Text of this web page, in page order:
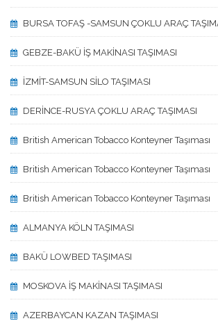
BURSA TOFAŞ -SAMSUN ÇOKLU ARAÇ
GEBZE-BAKÜ İŞ MAKİNASI TAŞIMASI
İZMİT-SAMSUN SİLO TAŞIMASI
DERİNCE-RUSYA ÇOKLU ARAÇ TAŞIMASI
British American Tobacco Konteyner Taşıması
British American Tobacco Konteyner Taşıması
British American Tobacco Konteyner Taşıması
ALMANYA KÖLN TAŞIMASI
BAKÜ LOWBED TAŞIMASI
MOSKOVA İŞ MAKİNASI TAŞIMASI
AZERBAYCAN KAZAN TAŞIMASI